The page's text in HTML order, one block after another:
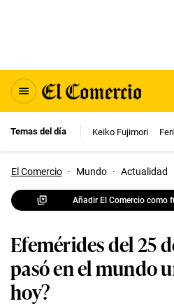
Temas del día Keiko Fujimori
El Comercio · Mundo · Actualidad
Añadir El Comercio como
Efemérides del 25
pasó en el mundo
hoy?